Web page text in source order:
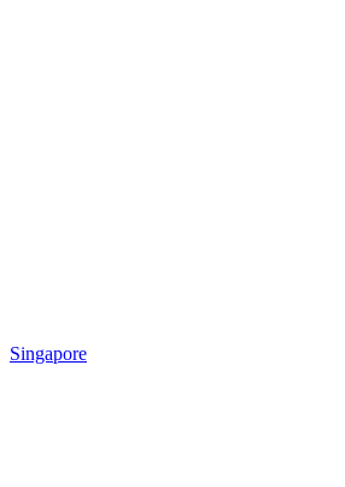
Singapore